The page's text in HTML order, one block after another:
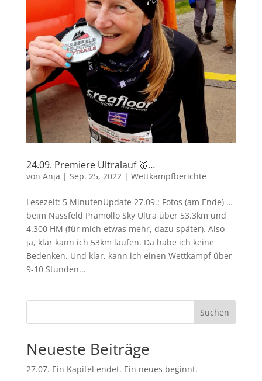
24.09. Premiere Ultralauf 🥇…
von Anja | Sep. 25, 2022| Wettkampfberichte
Lesezeit: 5 MinutenUpdate 27.09.: Fotos (am Ende) …
beim Nassfeld Pramollo Sky Ultra über 53.3km und
4.300 HM (für mich etwas mehr, dazu später). Also
ja, klar kann ich 53km laufen. Da habe ich keine
Bedenken. Und klar, kann ich einen Wettkampf über
9-10 Stunden...
Suchen
Neueste Beiträge
27.07. Ein Kapitel endet. Ein neues beginnt.